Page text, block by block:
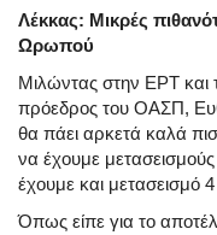
Λέκκας: Μικρές
Ωρωπού
Μιλώντας στην ΕΡΤ και
πρόεδρος του ΟΑΣΠ,
θα πάει αρκετά καλά
να έχουμε
έχουμε και μετασεισμό 4
Όπως είπε για το